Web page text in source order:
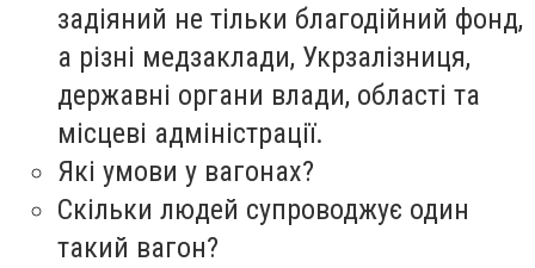
задіяний не тільки благодійний фонд,
а різні медзаклади, Укрзалізниця,
державні органи влади, області та
місцеві адміністрації.
Які умови у вагонах?
Скільки людей супроводжує один
такий вагон?